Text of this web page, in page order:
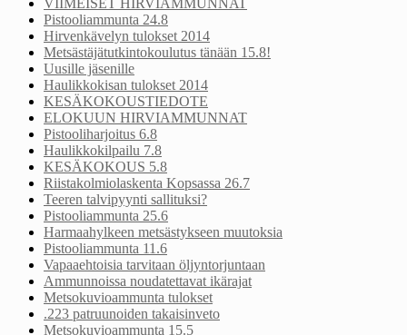
VIIMEISET HIRVIAMMUNNAT
Pistooliammunta 24.8
Hirvenkävelyn tulokset 2014
Metsästäjätutkintokoulutus tänään 15.8!
Uusille jäsenille
Haulikkokisan tulokset 2014
KESÄKOKOUSTIEDOTE
ELOKUUN HIRVIAMMUNNAT
Pistooliharjoitus 6.8
Haulikkokilpailu 7.8
KESÄKOKOUS 5.8
Riistakolmiolaskenta Kopsassa 26.7
Teeren talvipyynti sallituksi?
Pistooliammunta 25.6
Harmaahylkeen metsästykseen muutoksia
Pistooliammunta 11.6
Vapaaehtoisia tarvitaan öljyntorjuntaan
Ammunnoissa noudatettavat ikärajat
Metsokuvioammunta tulokset
.223 patruunoiden takaisinveto
Metsokuvioammunta 15.5